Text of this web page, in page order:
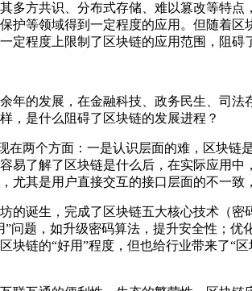
多方共识、分布式存储、难以篡改等特
护等领域得到一定程度的应用。但随着
定程度上限制了区块链的应用范围，阻
年的发展，在金融科技、政务民生、司
，是什么阻碍了区块链的发展进程？
在两个方面：一是认识层面的难，区块
易了解了区块链是什么后，在实际应用
尤其是用户直接交互的接口层面的不一致
的诞生，完成了区块链五大核心技术（
问题，如升级密码算法，提升安全性；
块链的“好用”程度，但也给行业带来了“